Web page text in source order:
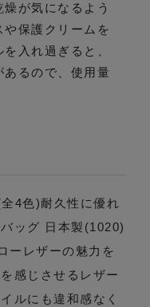
が気になるよう
保護クリームを
入れ過ぎると、
るので、使用量
4色)耐久性に優れ
ッグ 日本製(1020)
ーレザーの魅力を
感じさせるレザー
ルにも違和感なく